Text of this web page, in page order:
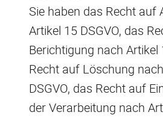
Sie haben das Recht auf
Artikel 15 DSGVO, das
Berichtigung nach Artikel
Recht auf Löschung
DSGVO, das Recht auf
der Verarbeitung nach